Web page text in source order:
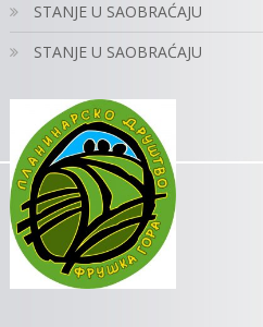
STANJE U SAOBRAĆAJU
STANJE U SAOBRAĆAJU